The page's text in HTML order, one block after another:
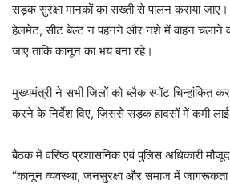
सड़क सुरक्षा मानकों का सख्ती से पालन कराया जाए।
हेलमेट, सीट बेल्ट न पहनने और नशे में वाहन चलाने
जाए ताकि कानून का भय बना रहे।
मुख्यमंत्री ने सभी जिलों को ब्लैक स्पॉट चिन्हांकित
करने के निर्देश दिए, जिससे सड़क हादसों में कमी
बैठक में वरिष्ठ प्रशासनिक एवं पुलिस अधिकारी
“कानून व्यवस्था, जनसुरक्षा और समाज में